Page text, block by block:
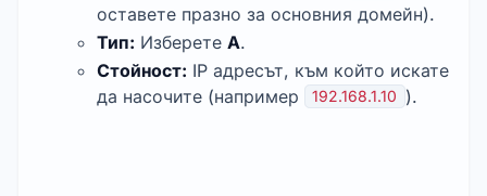
оставете празно за основния домейн).
Тип: Изберете A.
Стойност: IP адресът, към който искате
да насочите (например
192.168.1.10 ).